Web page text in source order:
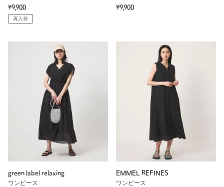
¥9,900
再入荷
¥9,900
green label relaxing
ワンピース
EMMEL REFINES
ワンピース